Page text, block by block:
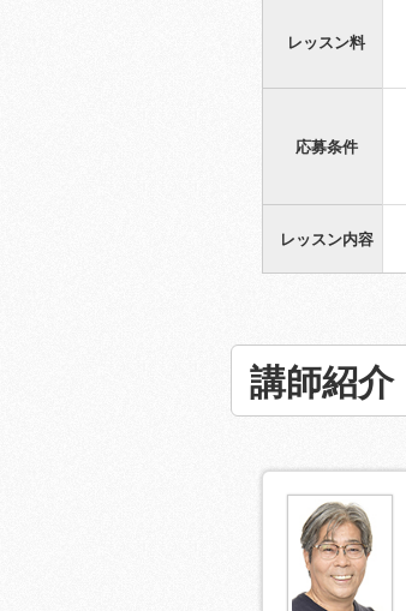
レッスン料
応募条件
レッスン内容
講師紹介